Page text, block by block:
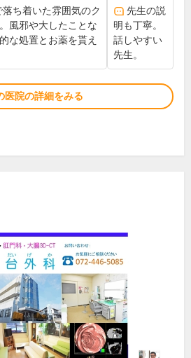
ち着いた雰囲気のク
風邪や大したことな
な処置とお薬を貰え
先生の説
明も丁寧。
話しやすい
先生。
医院の詳細をみる